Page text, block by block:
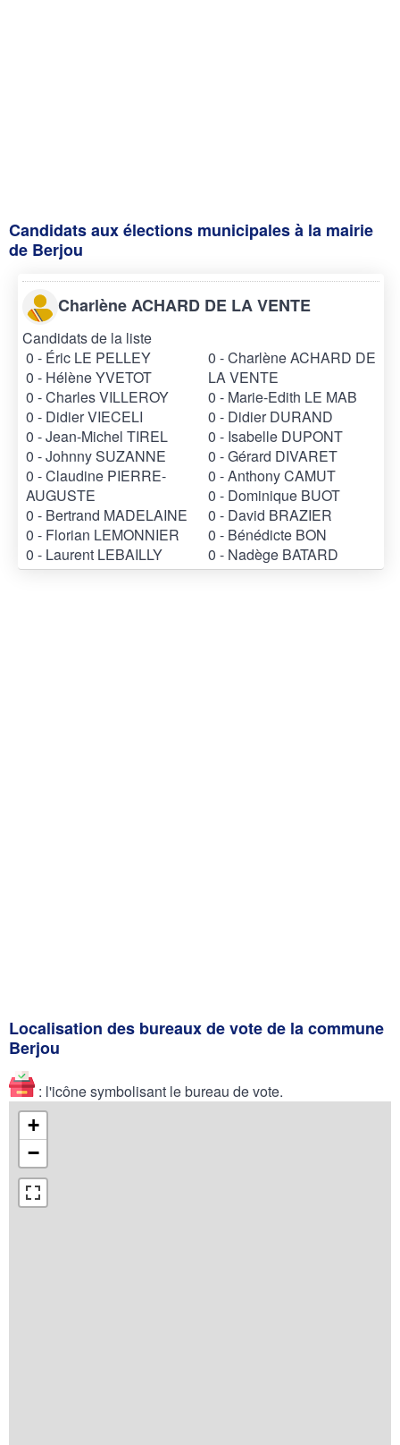
Candidats aux élections municipales à la mairie
de Berjou
Charlène ACHARD DE LA VENTE
Candidats de la liste
0 - Éric LE PELLEY
0 - Hélène YVETOT
0 - Charles VILLEROY
0 - Didier VIECELI
0 - Jean-Michel TIREL
0 - Johnny SUZANNE
0 - Claudine PIERRE-
AUGUSTE
0 - Bertrand MADELAINE
0 - Florian LEMONNIER
0 - Laurent LEBAILLY
0 - Charlène ACHARD DE
LA VENTE
0 - Marie-Edith LE MAB
0 - Didier DURAND
0 - Isabelle DUPONT
0 - Gérard DIVARET
0 - Anthony CAMUT
0 - Dominique BUOT
0 - David BRAZIER
0 - Bénédicte BON
0 - Nadège BATARD
Localisation des bureaux de vote de la commune
Berjou
: l'icône symbolisant le bureau de vote.
+
−